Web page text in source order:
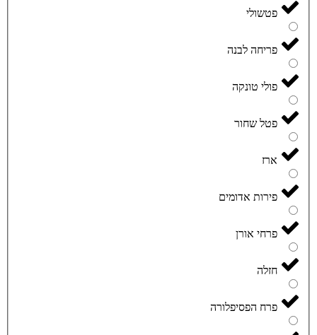
פטשולי
פריחה לבנה
פולי טונקה
פטל שחור
ארז
פירות אדומים
פרחי אורן
חזלה
פרח הפסיפלורה